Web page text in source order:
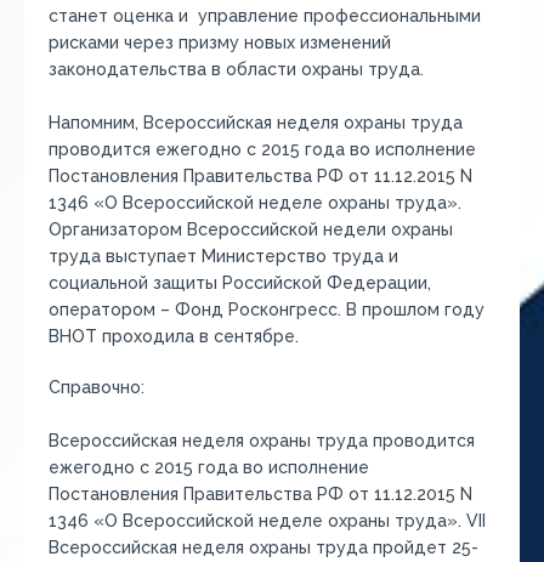
станет оценка и управление профессиональными
рисками через призму новых изменений
законодательства в области охраны труда.
Напомним, Всероссийская неделя охраны труда
проводится ежегодно с 2015 года во исполнение
Постановления Правительства РФ от 11.12.2015 N
1346 «О Всероссийской неделе охраны труда».
Организатором Всероссийской недели охраны
труда выступает Министерство труда и
социальной защиты Российской Федерации,
оператором – Фонд Росконгресс. В прошлом году
ВНОТ проходила в сентябре.
Справочно:
Всероссийская неделя охраны труда проводится
ежегодно с 2015 года во исполнение
Постановления Правительства РФ от 11.12.2015 N
1346 «О Всероссийской неделе охраны труда». VII
Всероссийская неделя охраны труда пройдет 25-